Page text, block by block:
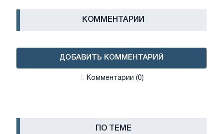
КОММЕНТАРИИ
ДОБАВИТЬ КОММЕНТАРИЙ
Комментарии (0)
ПО ТЕМЕ